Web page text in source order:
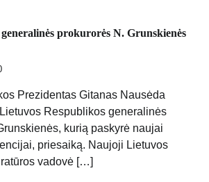
prokurorės N. Grunskienės
Prezidentas Gitanas Nausėda
Respublikos generalinės
kurią paskyrė naujai
priesaiką. Naujoji Lietuvos
vadovė […]